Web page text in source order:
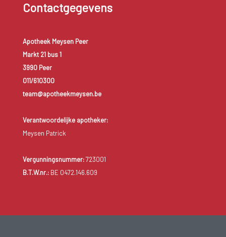
Contactgegevens
Apotheek Meysen Peer
Markt 21 bus 1
3990 Peer
011/610300
team@apotheekmeysen.be
Verantwoordelijke apotheker:
Meysen Patrick
Vergunningsnummer:723001
B.T.W.nr.:BE 0472.146.609